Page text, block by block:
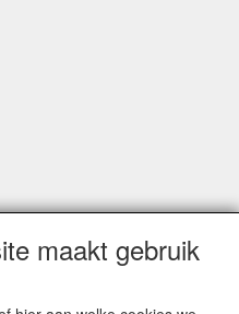
maakt gebruik